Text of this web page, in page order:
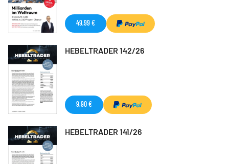
49,99 €
HEBELTRADER 142/26
9,90 €
HEBELTRADER 141/26